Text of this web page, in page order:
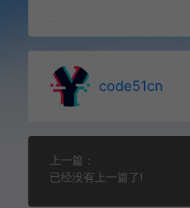
code51cn
上一篇：
已经没有上一篇了!